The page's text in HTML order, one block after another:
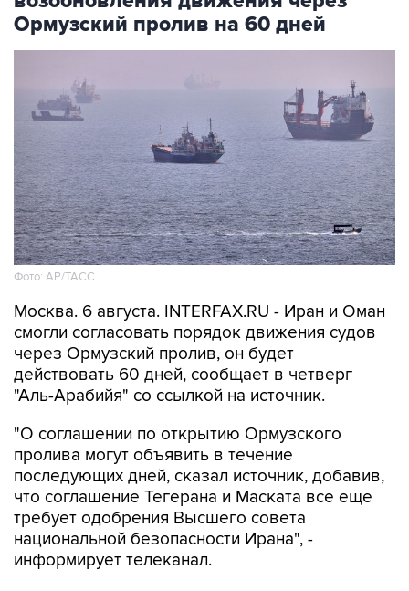
Фото: AP/ТАСС
Москва. 6 августа. INTERFAX.RU - Иран и Оман
через Ормузский пролив, он будет
действовать 60 дней, сообщает в четверг
"Аль-Арабийя" со ссылкой на источник.
"О соглашении по открытию Ормузского
последующих дней, сказал источник, добавив,
что соглашение Тегерана и Маската все еще
требует одобрения Высшего совета
национальной безопасности Ирана", -
информирует телеканал.
"Источник продолжил, что предложенное